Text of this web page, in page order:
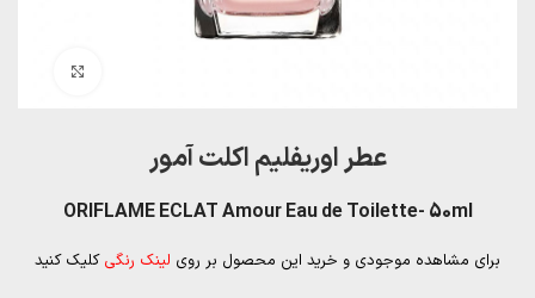
عطر اوریفلیم اکلت آمور
ORIFLAME ECLAT Amour Eau de Toilette- 50ml
برای مشاهده موجودی و خرید این محصول بر روی لینک رنگی کلیک کنید